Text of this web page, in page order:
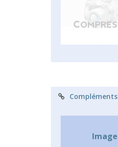
Compléments
Image